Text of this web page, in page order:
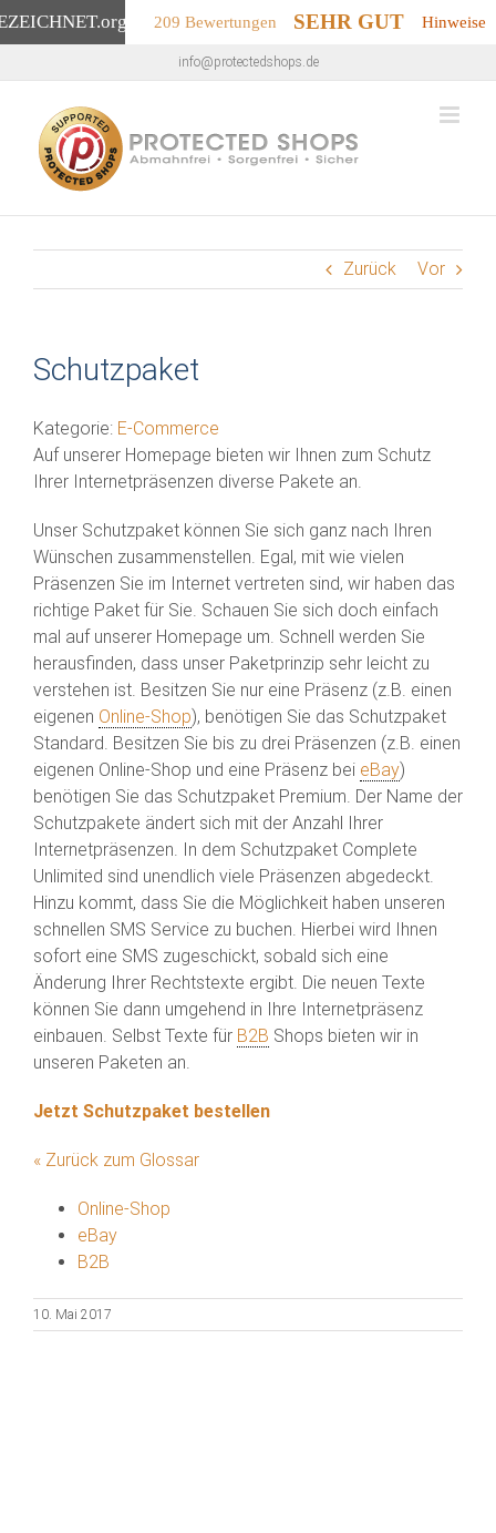
.org 209 Bewertungen SEHR GUT Hinweise
Inhalt
springen
info@protectedshops.de
Zurück Vor
Schutzpaket
Kategorie: E-Commerce
Auf unserer Homepage bieten wir Ihnen zum Schutz
Ihrer Internetpräsenzen diverse Pakete an.
Unser Schutzpaket können Sie sich ganz nach Ihren
Wünschen zusammenstellen. Egal, mit wie vielen
Präsenzen Sie im Internet vertreten sind, wir haben das
richtige Paket für Sie. Schauen Sie sich doch einfach
mal auf unserer Homepage um. Schnell werden Sie
herausfinden, dass unser Paketprinzip sehr leicht zu
verstehen ist. Besitzen Sie nur eine Präsenz (z.B. einen
eigenen Online-Shop), benötigen Sie das Schutzpaket
Standard. Besitzen Sie bis zu drei Präsenzen (z.B. einen
eigenen Online-Shop und eine Präsenz bei eBay)
benötigen Sie das Schutzpaket Premium. Der Name der
Schutzpakete ändert sich mit der Anzahl Ihrer
Internetpräsenzen. In dem Schutzpaket Complete
Unlimited sind unendlich viele Präsenzen abgedeckt.
Hinzu kommt, dass Sie die Möglichkeit haben unseren
schnellen SMS Service zu buchen. Hierbei wird Ihnen
sofort eine SMS zugeschickt, sobald sich eine
Änderung Ihrer Rechtstexte ergibt. Die neuen Texte
können Sie dann umgehend in Ihre Internetpräsenz
einbauen. Selbst Texte für B2B Shops bieten wir in
unseren Paketen an.
Jetzt Schutzpaket bestellen
« Zurück zum Glossar
Online-Shop
eBay
B2B
10. Mai 2017